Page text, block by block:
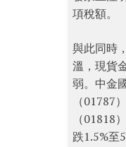
項稅額。
與此同時
溫，現貨
弱。中金
（01787
（01818
跌1.5%至